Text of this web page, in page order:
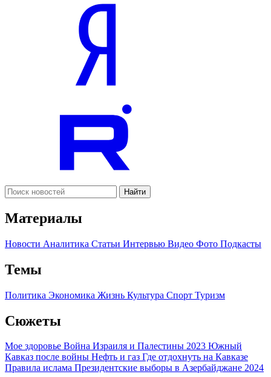
Найти
Материалы
Новости Аналитика Статьи Интервью Видео Фото Подкасты
Темы
Политика Экономика Жизнь Культура Спорт Туризм
Сюжеты
Мое здоровье Война Израиля и Палестины 2023 Южный
Кавказ после войны Нефть и газ Где отдохнуть на Кавказе
Правила ислама Президентские выборы в Азербайджане 2024